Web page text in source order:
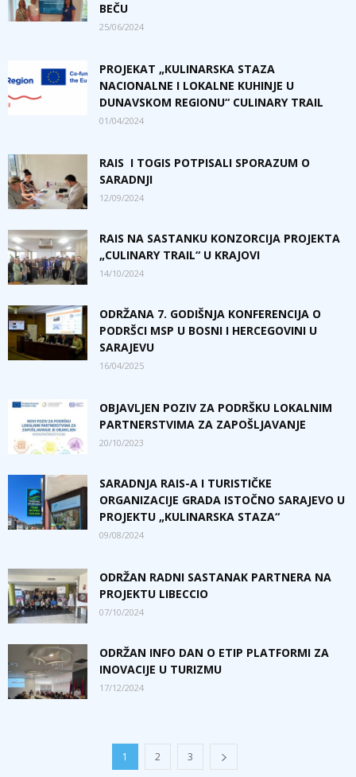
BEČU
25/06/2024
PROJEKAT „КULINARSKA STAZA
NACIONALNE I LOKALNE KUHINJE U
DUNAVSKOM REGIONU“ CULINARY TRAIL
01/04/2024
RAIS I TOGIS POTPISALI SPORAZUM O
SARADNJI
12/09/2024
RAIS NA SASTANKU KONZORCIJA PROJEKTA
„CULINARY TRAIL“ U KRAJOVI
14/10/2024
ODRŽANA 7. GODIŠNJA KONFERENCIJA O
PODRŠCI MSP U BOSNI I HERCEGOVINI U
SARAJEVU
16/04/2025
OBJAVLJEN POZIV ZA PODRŠKU LOKALNIM
PARTNERSTVIMA ZA ZAPOŠLJAVANJE
20/10/2023
SARADNJA RAIS-A I TURISTIČKE
ORGANIZACIJE GRADA ISTOČNO SARAJEVO U
PROJEKTU „KULINARSKA STAZA“
09/08/2024
ODRŽAN RADNI SASTANAK PARTNERA NA
PROJEKTU LIBECCIO
07/10/2024
ODRŽAN INFO DAN O ETIP PLATFORMI ZA
INOVACIJE U TURIZMU
17/12/2024
1 2 3